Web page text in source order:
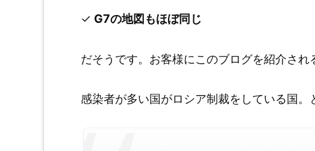
✓ G7の地図もほぼ同じ
だそうです。お客様にこのブログを紹介さ
感染者が多い国がロシア制裁をしている国